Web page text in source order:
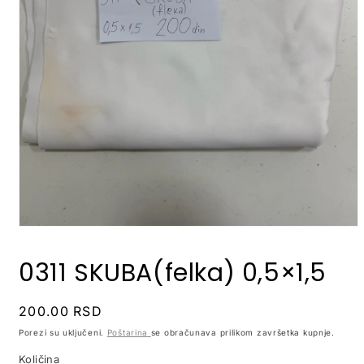
0311 SKUBA(felka) 0,5×1,5
Redovna
cijena
200.00 RSD
Porezi su uključeni. Poštarina se obračunava prilikom završetka kupnje.
Količina